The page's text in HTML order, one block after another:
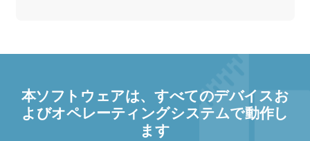
本ソフトウェアは、すべてのデバイスお
よびオペレーティングシステムで動作し
ます